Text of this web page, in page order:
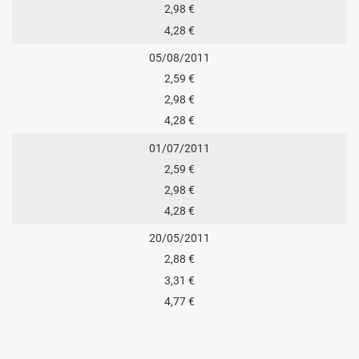
2,98 €
4,28 €
05/08/2011
2,59 €
2,98 €
4,28 €
01/07/2011
2,59 €
2,98 €
4,28 €
20/05/2011
2,88 €
3,31 €
4,77 €